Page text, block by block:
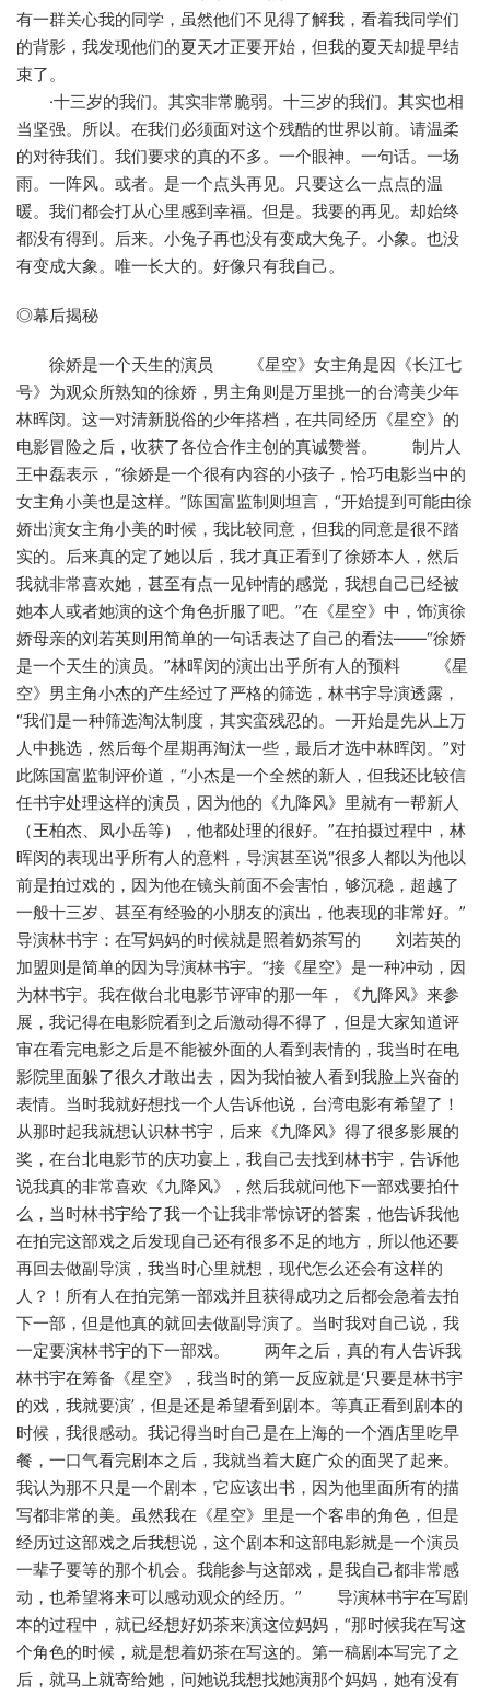
有一群关心我的同学，虽然他们不见得了解我，看着我同学们
的背影，我发现他们的夏天才正要开始，但我的夏天却提早结
束了。
·十三岁的我们。其实非常脆弱。十三岁的我们。其实也相
当坚强。所以。在我们必须面对这个残酷的世界以前。请温柔
的对待我们。我们要求的真的不多。一个眼神。一句话。一场
雨。一阵风。或者。是一个点头再见。只要这么一点点的温
暖。我们都会打从心里感到幸福。但是。我要的再见。却始终
都没有得到。后来。小兔子再也没有变成大兔子。小象。也没
有变成大象。唯一长大的。好像只有我自己。
◎幕后揭秘
徐娇是一个天生的演员 《星空》女主角是因《长江七
号》为观众所熟知的徐娇，男主角则是万里挑一的台湾美少年
林晖闵。这一对清新脱俗的少年搭档，在共同经历《星空》的
电影冒险之后，收获了各位合作主创的真诚赞誉。 制片人
王中磊表示，“徐娇是一个很有内容的小孩子，恰巧电影当中的
女主角小美也是这样。”陈国富监制则坦言，“开始提到可能由徐
娇出演女主角小美的时候，我比较同意，但我的同意是很不踏
实的。后来真的定了她以后，我才真正看到了徐娇本人，然后
我就非常喜欢她，甚至有点一见钟情的感觉，我想自己已经被
她本人或者她演的这个角色折服了吧。”在《星空》中，饰演徐
娇母亲的刘若英则用简单的一句话表达了自己的看法——“徐娇
是一个天生的演员。”林晖闵的演出出乎所有人的预料 《星
空》男主角小杰的产生经过了严格的筛选，林书宇导演透露，
“我们是一种筛选淘汰制度，其实蛮残忍的。一开始是先从上万
人中挑选，然后每个星期再淘汰一些，最后才选中林晖闵。”对
此陈国富监制评价道，“小杰是一个全然的新人，但我还比较信
任书宇处理这样的演员，因为他的《九降风》里就有一帮新人
（王柏杰、凤小岳等），他都处理的很好。”在拍摄过程中，林
晖闵的表现出乎所有人的意料，导演甚至说“很多人都以为他以
前是拍过戏的，因为他在镜头前面不会害怕，够沉稳，超越了
一般十三岁、甚至有经验的小朋友的演出，他表现的非常好。”
导演林书宇：在写妈妈的时候就是照着奶茶写的 刘若英的
加盟则是简单的因为导演林书宇。“接《星空》是一种冲动，因
为林书宇。我在做台北电影节评审的那一年，《九降风》来参
展，我记得在电影院看到之后激动得不得了，但是大家知道评
审在看完电影之后是不能被外面的人看到表情的，我当时在电
影院里面躲了很久才敢出去，因为我怕被人看到我脸上兴奋的
表情。当时我就好想找一个人告诉他说，台湾电影有希望了！
从那时起我就想认识林书宇，后来《九降风》得了很多影展的
奖，在台北电影节的庆功宴上，我自己去找到林书宇，告诉他
说我真的非常喜欢《九降风》，然后我就问他下一部戏要拍什
么，当时林书宇给了我一个让我非常惊讶的答案，他告诉我他
在拍完这部戏之后发现自己还有很多不足的地方，所以他还要
再回去做副导演，我当时心里就想，现代怎么还会有这样的
人？！所有人在拍完第一部戏并且获得成功之后都会急着去拍
下一部，但是他真的就回去做副导演了。当时我对自己说，我
一定要演林书宇的下一部戏。 两年之后，真的有人告诉我
林书宇在筹备《星空》，我当时的第一反应就是‘只要是林书宇
的戏，我就要演’，但是还是希望看到剧本。等真正看到剧本的
时候，我很感动。我记得当时自己是在上海的一个酒店里吃早
餐，一口气看完剧本之后，我就当着大庭广众的面哭了起来。
我认为那不只是一个剧本，它应该出书，因为他里面所有的描
写都非常的美。虽然我在《星空》里是一个客串的角色，但是
经历过这部戏之后我想说，这个剧本和这部电影就是一个演员
一辈子要等的那个机会。我能参与这部戏，是我自己都非常感
动，也希望将来可以感动观众的经历。” 导演林书宇在写剧
本的过程中，就已经想好奶茶来演这位妈妈，“那时候我在写这
个角色的时候，就是想着奶茶在写这的。第一稿剧本写完了之
后，就马上就寄给她，问她说我想找她演那个妈妈，她有没有